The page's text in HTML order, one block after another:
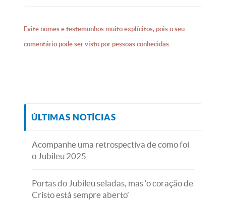
Evite nomes e testemunhos muito explícitos, pois o seu
comentário pode ser visto por pessoas conhecidas.
ÚLTIMAS NOTÍCIAS
Acompanhe uma retrospectiva de como foi
o Jubileu 2025
Portas do Jubileu seladas, mas ‘o coração de
Cristo está sempre aberto’